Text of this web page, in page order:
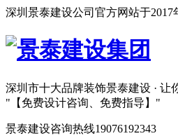
深圳景泰建设公司官方网站于2017
深圳市十大品牌装饰景泰建设 · 让
【免费设计咨询、免费指导】
景泰建设咨询热线19076192343